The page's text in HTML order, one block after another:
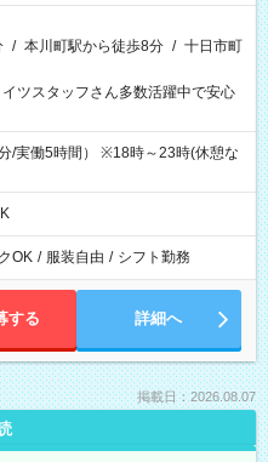
/ 本川町駅から徒歩8分 / 十日市町
ツスタッフさん多数活躍中で安心
/実働5時間） ※18時～23時(休憩な
OK / 服装自由 / シフト勤務
する 詳細へ
掲載日：2026.08.07